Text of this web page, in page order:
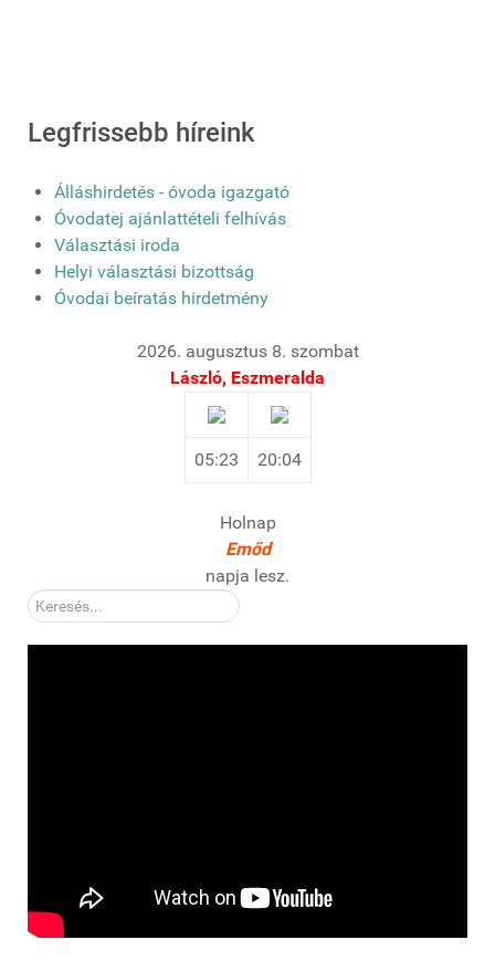
Legfrissebb híreink
Álláshirdetés - óvoda igazgató
Óvodatej ajánlattételi felhívás
Választási iroda
Helyi választási bizottság
Óvodai beíratás hirdetmény
2026. augusztus 8. szombat
László, Eszmeralda
05:23 20:04
Holnap
Emőd
napja lesz.
Kereső: